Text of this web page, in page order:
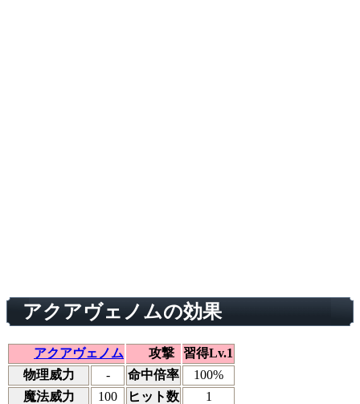
アクアヴェノムの効果
アクアヴェノム 攻撃
習得Lv.1
物理威力
- 命中倍率
100%
魔法威力
100 ヒット数
1